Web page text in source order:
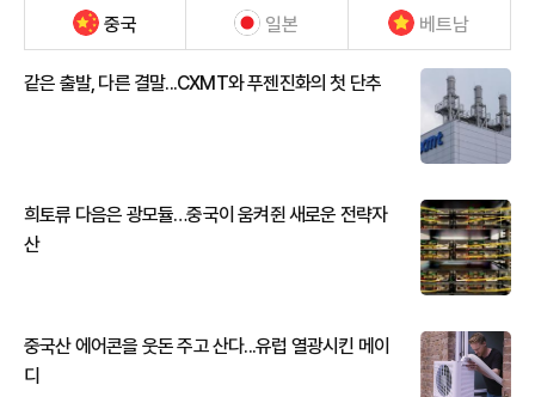
중국 일본 베트남
같은 출발, 다른 결말...CXMT와 푸젠진화의 첫 단추
희토류 다음은 광모듈…중국이 움켜쥔 새로운 전략자
산
중국산 에어콘을 웃돈 주고 산다...유럽 열광시킨 메이
디